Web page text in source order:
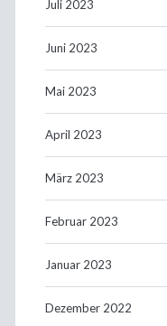
Juli 2023
Juni 2023
Mai 2023
April 2023
März 2023
Februar 2023
Januar 2023
Dezember 2022